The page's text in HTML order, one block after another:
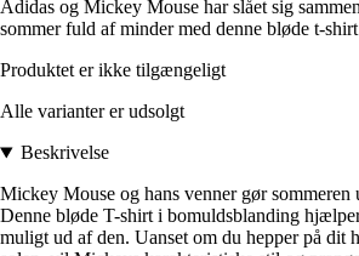
Adidas og Mickey Mouse har slået sig
sommer fuld af minder med denne bløde t-
Produktet er ikke tilgængeligt
Alle varianter er udsolgt
Beskrivelse
Mickey Mouse og hans venner gør sommeren
Denne bløde T-shirt i bomuldsblanding
muligt ud af den. Uanset om du hepper på dit